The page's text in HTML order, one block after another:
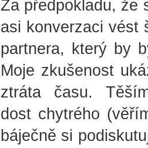
Za předpokladu, že
asi konverzaci vést
partnera, který by
Moje zkušenost
ztráta času.
dost chytrého
báječně si